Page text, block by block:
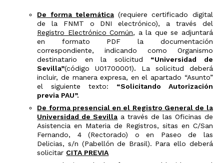
De forma telemática(requiere certificado digital
de la FNMT o DNI electrónico), a través del
Registro Electrónico Común, a la que se adjuntará
en formato PDF la documentación
correspondiente, indicando como Organismo
destinatario en la solicitud “Universidad de
Sevilla”(código U01700001). La solicitud deberá
incluir, de manera expresa, en el apartado “Asunto”
el siguiente texto: “Solicitando Autorización
previa PAU”.
De forma presencial en el Registro General de la
Universidad de Sevilla a través de las Oficinas de
Asistencia en Materia de Registros, sitas en C/San
Fernando, 4 (Rectorado) o en Paseo de las
Delicias, s/n (Pabellón de Brasil). Para ello deberá
solicitar CITA PREVIA